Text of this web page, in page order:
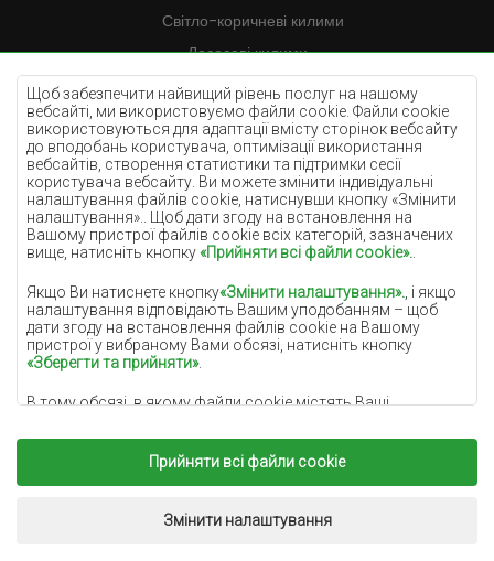
Щоб забезпечити найвищий рівень послуг на нашому
вебсайті, ми використовуємо файли cookie. Файли cookie
використовуються для адаптації вмісту сторінок вебсайту
до вподобань користувача, оптимізації використання
вебсайтів, створення статистики та підтримки сесії
користувача вебсайту. Ви можете змінити індивідуальні
налаштування файлів cookie, натиснувши кнопку «Змінити
налаштування».. Щоб дати згоду на встановлення на
Вашому пристрої файлів cookie всіх категорій, зазначених
вище, натисніть кнопку«Прийняти всі файли cookie».
Якщо Ви натиснете кнопку«Змінити налаштування». , і якщо
налаштування відповідають Вашим уподобанням – щоб
дати згоду на встановлення файлів cookie на Вашому
пристрої у вибраному Вами обсязі, натисніть кнопку
«Зберегти та прийняти».
В тому обсязі, в якому файли cookie містять Ваші
інтерес адміністратора персональних даних
(DYWANYCHEMEX) або третіх сторін у формі забезпечення
високоякісних послуг, що надаються на нашому вебсайті, і
маркетингової діяльності адміністратора персональних
Прийняти всі файли cookie
Змінити налаштування
Світло-коричневі килими
Лососеві килими
Кремові килими
Бузкові килими
Жовті килими
М'ятні килими
Блакитні килими
Помаранчеві килими
Сірі покриття
Теракотові покриття
Зелені покриття
Золоті покриття
Реалізація:www.dimax.pl